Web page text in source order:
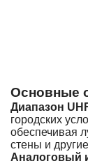
Основные
Диапазон
городских
обеспечивая
стены и
Аналоговый